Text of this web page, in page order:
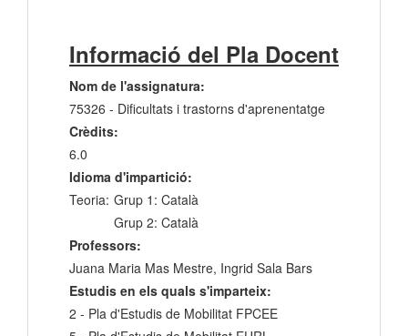
Informació del Pla Docent
Nom de l'assignatura:
75326 - Dificultats i trastorns d'aprenentatge
Crèdits:
6.0
Idioma d'impartició:
Teoria: Grup 1: Català
Grup 2: Català
Professors:
Juana Maria Mas Mestre, Ingrid Sala Bars
Estudis en els quals s'imparteix:
2 - Pla d'Estudis de Mobilitat FPCEE